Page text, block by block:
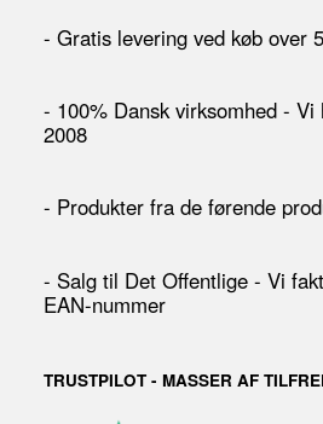
- Gratis levering ved køb over
- 100% Dansk virksomhed -
2008
- Produkter fra de førende
- Salg til Det Offentlige - Vi
EAN-nummer
TRUSTPILOT - MASSER AF